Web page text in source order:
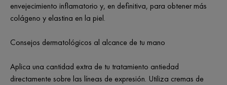
envejecimiento inflamatorio y, en definitiva, para obtener más
colágeno y elastina en la piel.
Consejos dermatológicos al alcance de tu mano
Aplica una cantidad extra de tu tratamiento antiedad
directamente sobre las líneas de expresión. Utiliza cremas de